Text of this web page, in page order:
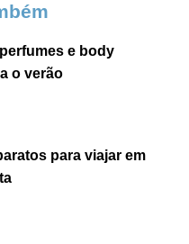
e body
o verão
para viajar em